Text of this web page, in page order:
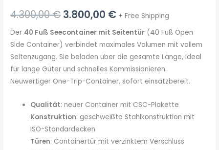
4.300,00€ 3.800,00 € + Free Shipping
Der 40 Fuß Seecontainer mit Seitentür (40 Fuß Open
Side Container) verbindet maximales Volumen mit vollem
Seitenzugang. Sie beladen über die gesamte Länge, ideal
für lange Güter und schnelles Kommissionieren.
Neuwertiger One-Trip-Container, sofort einsatzbereit.
Qualität: neuer Container mit CSC-Plakette
Konstruktion: geschweißte Stahlkonstruktion mit
ISO-Standardecken
Türen: Containertür mit verzinktem Verschluss